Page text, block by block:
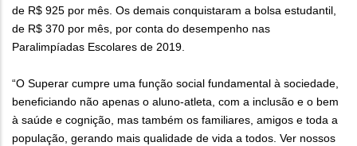
de R$ 925 por mês. Os demais conquistaram a bolsa estudantil,
de R$ 370 por mês, por conta do desempenho nas
Paralimpíadas Escolares de 2019.
“O Superar cumpre uma função social fundamental à sociedade,
beneficiando não apenas o aluno-atleta, com a inclusão e o bem
à saúde e cognição, mas também os familiares, amigos e toda a
população, gerando mais qualidade de vida a todos. Ver nossos